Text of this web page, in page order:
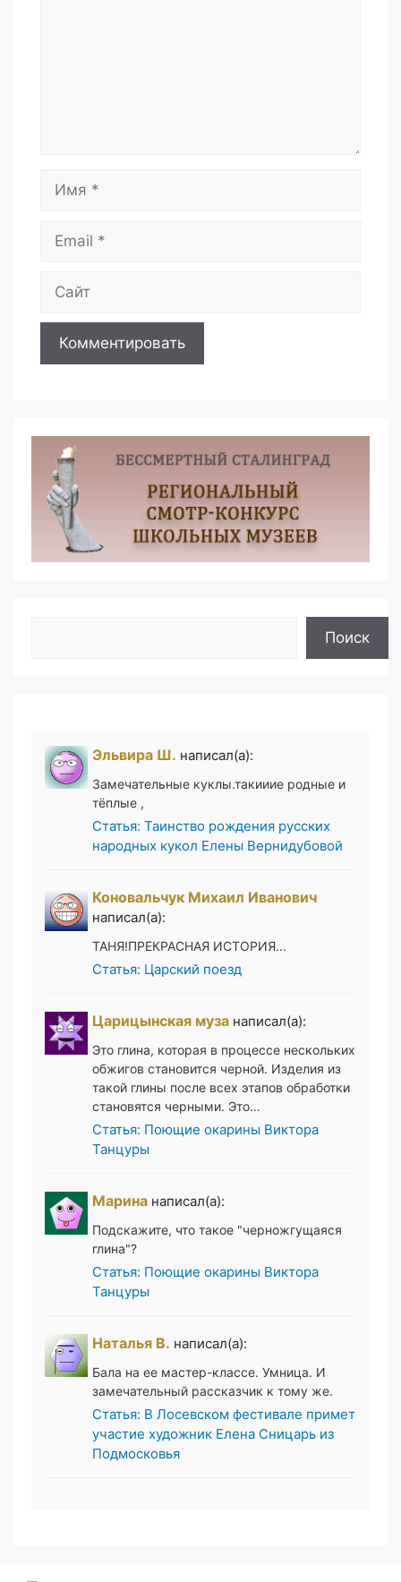
Поиск
Эльвира Ш. написал(а):
Замечательные куклы.такииие родные и
тёплые ,
Статья: Таинство рождения русских
народных кукол Елены Вернидубовой
Коновальчук Михаил Иванович
написал(а):
ТАНЯ!ПРЕКРАСНАЯ ИСТОРИЯ...
Статья: Царский поезд
Царицынская муза написал(а):
Это глина, которая в процессе нескольких
обжигов становится черной. Изделия из
такой глины после всех этапов обработки
становятся черными. Это…
Статья: Поющие окарины Виктора
Танцуры
Марина написал(а):
Подскажите, что такое "черножгущаяся
глина"?
Статья: Поющие окарины Виктора
Танцуры
Наталья В. написал(а):
Бала на ее мастер-классе. Умница. И
замечательный рассказчик к тому же.
Статья: В Лосевском фестивале примет
участие художник Елена Сницарь из
Подмосковья